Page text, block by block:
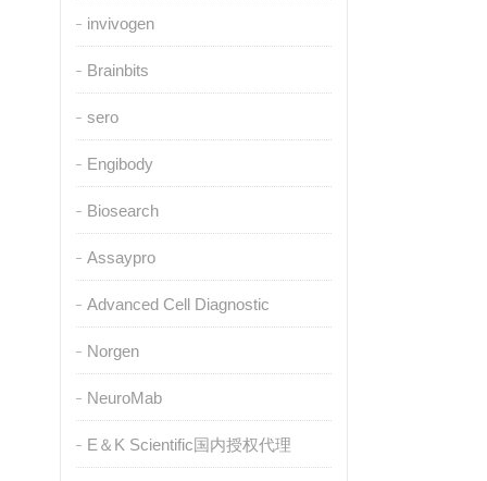
invivogen
Brainbits
sero
Engibody
Biosearch
Assaypro
Advanced Cell Diagnostic
Norgen
NeuroMab
E＆K Scientific国内授权代理